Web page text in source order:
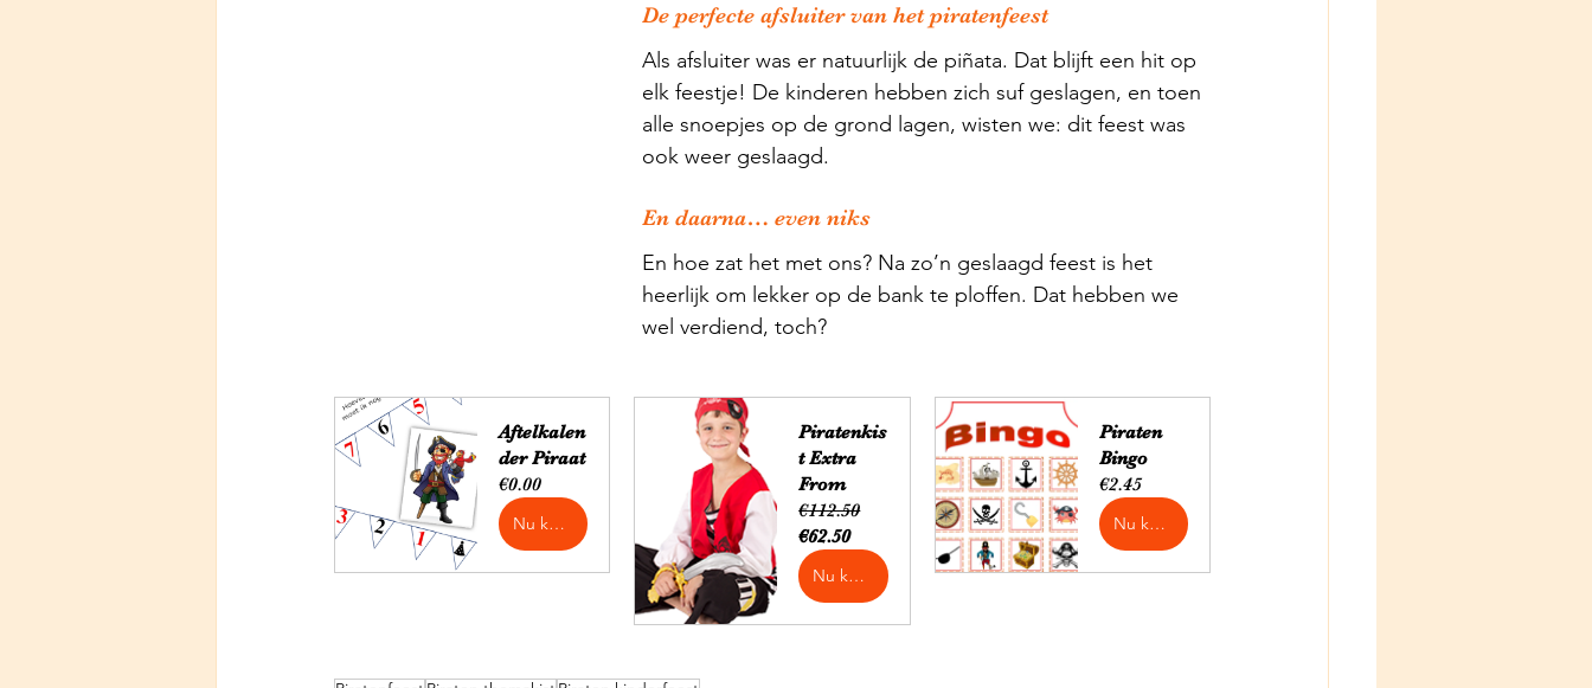
De perfecte afsluiter van het piratenfeest
Als afsluiter was er natuurlijk de piñata. Dat blijft een hit op
elk feestje! De kinderen hebben zich suf geslagen, en toen
alle snoepjes op de grond lagen, wisten we: dit feest was
ook weer geslaagd.
En daarna… even niks
En hoe zat het met ons? Na zo’n geslaagd feest is het
heerlijk om lekker op de bank te ploffen. Dat hebben we
wel verdiend, toch?
Aftelkalen
der Piraat
€0.00
Nu kopen
Piratenkis
t Extra
From
€112.50
€62.50
Nu kopen
Piraten
Bingo
€2.45
Nu kopen